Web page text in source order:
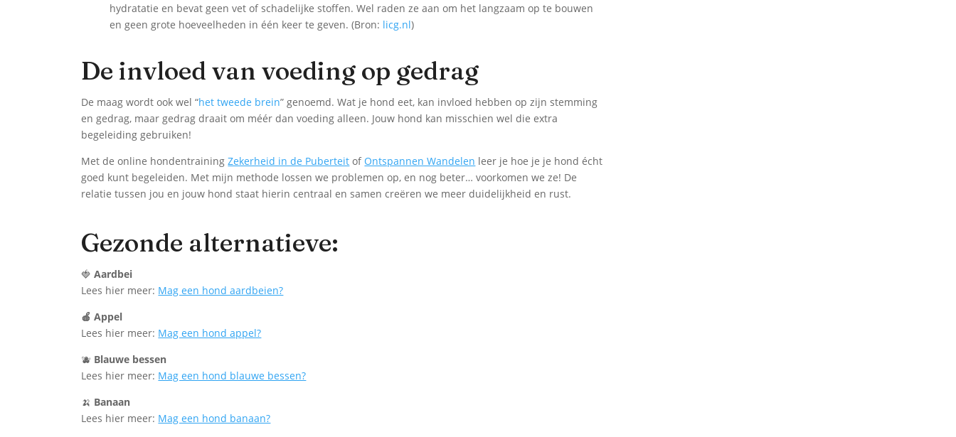
hydratatie en bevat geen vet of schadelijke stoffen. Wel raden ze aan om het langzaam op te bouwen
en geen grote hoeveelheden in één keer te geven. (Bron: licg.nl)
De invloed van voeding op gedrag
De maag wordt ook wel “het tweede brein” genoemd. Wat je hond eet, kan invloed hebben op zijn stemming
en gedrag, maar gedrag draait om méér dan voeding alleen. Jouw hond kan misschien wel die extra
begeleiding gebruiken!
Met de online hondentrainingZekerheid in de Puberteit of Ontspannen Wandelen leer je hoe je je hond écht
goed kunt begeleiden. Met mijn methode lossen we problemen op, en nog beter… voorkomen we ze! De
relatie tussen jou en jouw hond staat hierin centraal en samen creëren we meer duidelijkheid en rust.
Gezonde alternatieve:
🍓Aardbei
Lees hier meer: Mag een hond aardbeien?
🍎 Appel
Lees hier meer: Mag een hond appel?
🫐 Blauwe bessen
Lees hier meer: Mag een hond blauwe bessen?
🍌 Banaan
Lees hier meer: Mag een hond banaan?